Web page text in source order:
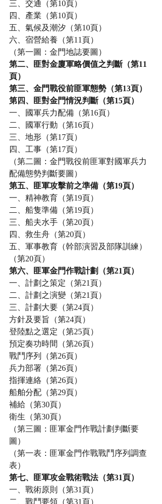
三、交通（第10頁）
四、產業（第10頁）
五、氣候及潮汐（第10頁）
六、宿營給養（第11頁）
（第一圖：金門地誌要圖）
第二、匪對金廈軍略價值之判斷（第11
頁）
第三、金門戰役前匪軍態勢（第13頁）
第四、匪對金門情況判斷（第15頁）
一、國軍兵力配備（第16頁）
二、國軍行動（第16頁）
三、地形（第17頁）
四、工事（第17頁）
（第二圖：金門戰役前匪軍對國軍兵力
配備態勢判斷要圖）
第五、匪軍攻擊前之準備（第19頁）
一、精神教育（第19頁）
二、船隻準備（第19頁）
三、船夫水手（第20頁）
四、救生舟（第20頁）
五、軍事教育（幹部演習及部隊訓練）
（第20頁）
第六、匪軍金門作戰計劃（第21頁）
一、計劃之策定（第21頁）
二、計劃之演變（第21頁）
三、計劃大要（第24頁）
方針及要旨（第24頁）
登陸點之選定（第25頁）
預定奏功時間（第26頁）
戰鬥序列（第26頁）
兵力部署（第26頁）
指揮連絡（第26頁）
船舶分配（第29頁）
補給（第30頁）
衛生（第30頁）
（第三圖：匪軍金門作戰計劃判斷要
圖）
（第一表：匪軍金門作戰戰鬥序列調查
表）
第七、匪軍攻金戰術戰法（第31頁）
一、戰術原則（第31頁）
二、戰鬥要領（第31頁）